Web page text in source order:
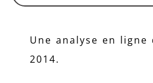
Une analyse en ligne
2014.